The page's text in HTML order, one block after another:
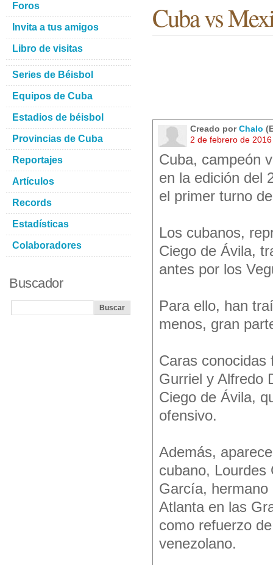
Cuba vs
Creado porChalo
2 de febrero de
Cuba, campeón
en la edición del
el primer turno
Los cubanos,
Ciego de Ávila,
antes por los
Para ello, han
menos, gran
Caras conocidas
Gurriel y Alfredo
Ciego de Ávila,
ofensivo.
Además,
cubano, Lourdes
García,
Atlanta en las
como refuerzo
venezolano.
Foros
Invita a tus amigos
Libro de visitas
Series de Béisbol
Equipos de Cuba
Estadios de béisbol
Provincias de Cuba
Reportajes
Artículos
Records
Estadísticas
Colaboradores
Buscador